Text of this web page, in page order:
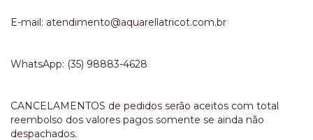
E-mail: atendimento@aquarellatricot.com.br
WhatsApp: (35) 98883-4628
CANCELAMENTOS de pedidos serão aceitos com total
reembolso dos valores pagos somente se ainda não
despachados.